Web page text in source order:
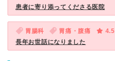
患者に寄り添ってくださる医院
胃腸科 胃痛・腹痛
4.5
長年お世話になりました